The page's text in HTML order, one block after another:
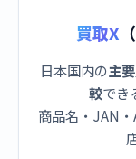
買取X
日本国内の主
較でき
商品名・JAN